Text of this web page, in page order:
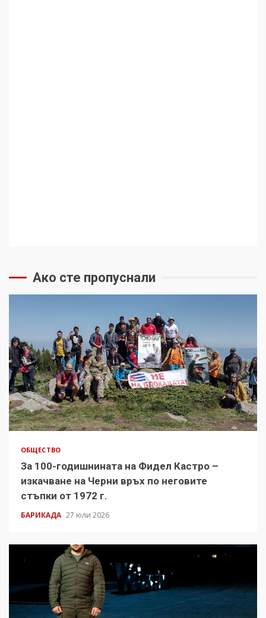
Ако сте пропуснали
ОБЩЕСТВО
За 100-годишнината на Фидел Кастро –
изкачване на Черни връх по неговите
стъпки от 1972 г.
БАРИКАДА 27 юли 2026